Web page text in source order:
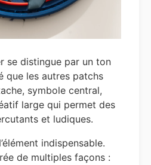
se distingue par un ton
que les autres patchs
symbole central,
large qui permet des
et ludiques.
indispensable.
de multiples façons :